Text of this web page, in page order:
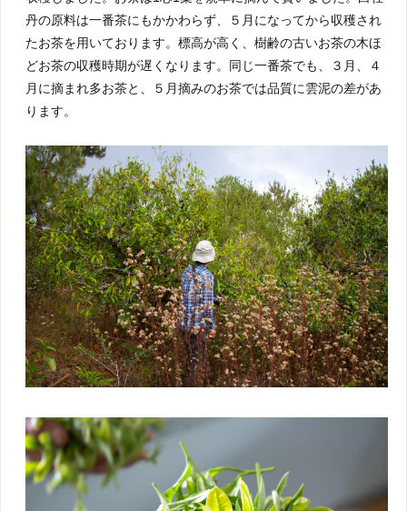
丹の原料は一番茶にもかかわらず、５月になってから収穫され
たお茶を用いております。標高が高く、樹齢の古いお茶の木ほ
どお茶の収穫時期が遅くなります。同じ一番茶でも、３月、４
月に摘まれ多お茶と、５月摘みのお茶では品質に雲泥の差があ
ります。